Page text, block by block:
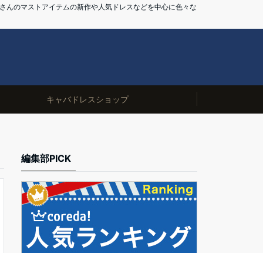
んのマストアイテムの新作や人気ドレスなどを中心に色々な
キャバドレスショップ
編集部PICK